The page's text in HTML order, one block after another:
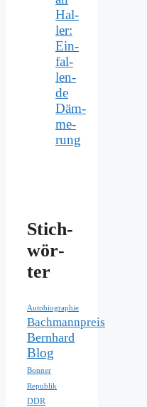
Hal­
ler:
Ein­
fal­
len­
de
Däm­
me­
rung
Stich­
wör­
ter
Autobiographie
Bachmannpreis
Bernhard
Blog
Bonner
Republik
DDR